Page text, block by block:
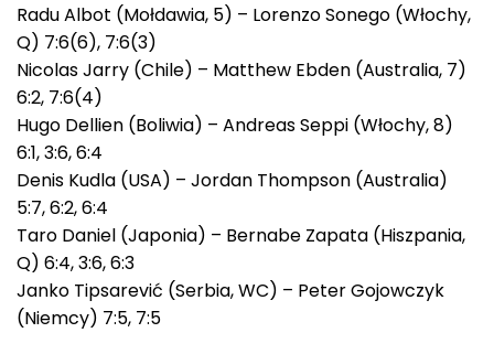
Radu Albot (Mołdawia, 5) – Lorenzo Sonego (Włochy,
Q) 7:6(6), 7:6(3)
Nicolas Jarry (Chile) – Matthew Ebden (Australia, 7)
6:2, 7:6(4)
Hugo Dellien (Boliwia) – Andreas Seppi (Włochy, 8)
6:1, 3:6, 6:4
Denis Kudla (USA) – Jordan Thompson (Australia)
5:7, 6:2, 6:4
Taro Daniel (Japonia) – Bernabe Zapata (Hiszpania,
Q) 6:4, 3:6, 6:3
Janko Tipsarević (Serbia, WC) – Peter Gojowczyk
(Niemcy) 7:5, 7:5